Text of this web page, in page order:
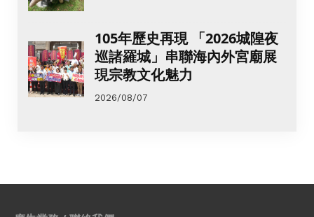
105年歷史再現 「2026城隍夜
巡諸羅城」串聯海內外宮廟展
現宗教文化魅力
2026/08/07